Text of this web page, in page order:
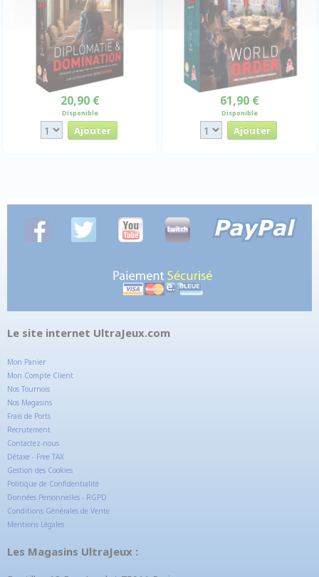
20,90 €
Disponible
61,90 €
Disponible
Le site internet UltraJeux.com
Mon Panier
Mon Compte Client
Nos Tournois
Nos Magasins
Frais de Ports
Recrutement
Contactez-nous
Détaxe - Free TAX
Gestion des Cookies
Politique de Confidentialité
Données Personnelles - RGPD
Conditions Générales de Vente
Mentions Légales
Les Magasins UltraJeux :